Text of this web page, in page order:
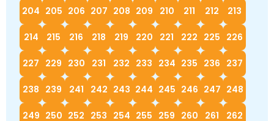
204 205 206 207 208 209 210 211 212 213
214 215 216 218 219 220 221 222 225 226
227 229 230 231 232 233 234 235 236 237
238 239 241 242 243 244 245 246 247 248
249 250 252 253 254 255 259 260 261 262